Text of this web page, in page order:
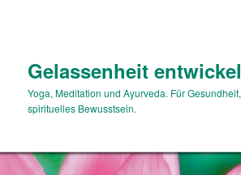
Gelassenheit
Yoga, Meditation und Ayurveda. Für
spirituelles Bewusstsein.